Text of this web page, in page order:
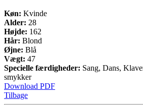
Køn: Kvinde
Alder: 28
Højde: 162
Hår: Blond
Øjne: Blå
Vægt: 47
Specielle færdigheder: Sang, Dans,
smykker
Download PDF
Tilbage